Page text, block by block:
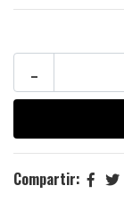
-
Compartir: